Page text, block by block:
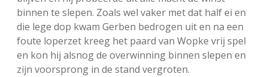
binnen te slepen. Zoals wel vaker met dat half ei en
die lege dop kwam Gerben bedrogen uit en na een
foute loperzet kreeg het paard van Wopke vrij spel
en kon hij alsnog de overwinning binnen slepen en
zijn voorsprong in de stand vergroten.